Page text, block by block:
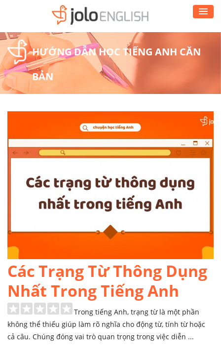
HƯỚNG DẪN HỌC TIẾNG ANH CĂN
BẢN
Các Trạng Từ Thông Dụng
Nhất Trong Tiếng Anh
Trong tiếng Anh, trạng từ là một phần
không thể thiếu giúp làm rõ nghĩa cho động từ, tính từ hoặc
cả câu. Chúng đóng vai trò quan trọng trong việc diễn ...